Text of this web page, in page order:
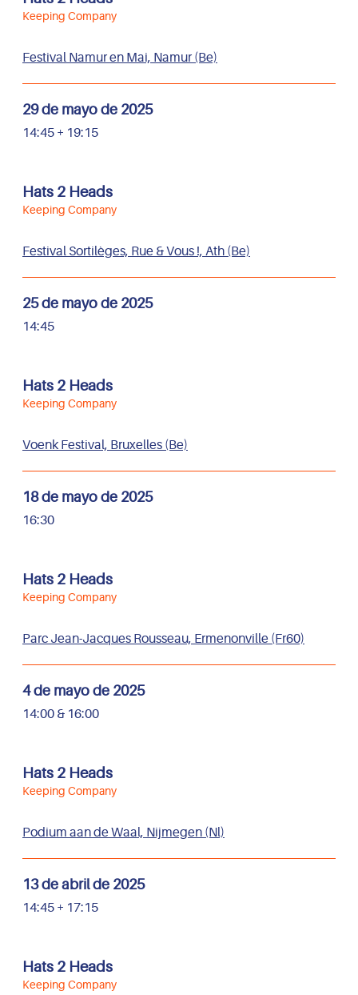
Keeping Company
Festival Namur en Mai, Namur (Be)
29 de mayo de 2025
14:45 + 19:15
Hats 2 Heads
Keeping Company
Festival Sortilèges, Rue & Vous !, Ath (Be)
25 de mayo de 2025
14:45
Hats 2 Heads
Keeping Company
Voenk Festival, Bruxelles (Be)
18 de mayo de 2025
16:30
Hats 2 Heads
Keeping Company
Parc Jean-Jacques Rousseau, Ermenonville (Fr60)
4 de mayo de 2025
14:00 & 16:00
Hats 2 Heads
Keeping Company
Podium aan de Waal, Nijmegen (Nl)
13 de abril de 2025
14:45 + 17:15
Hats 2 Heads
Keeping Company